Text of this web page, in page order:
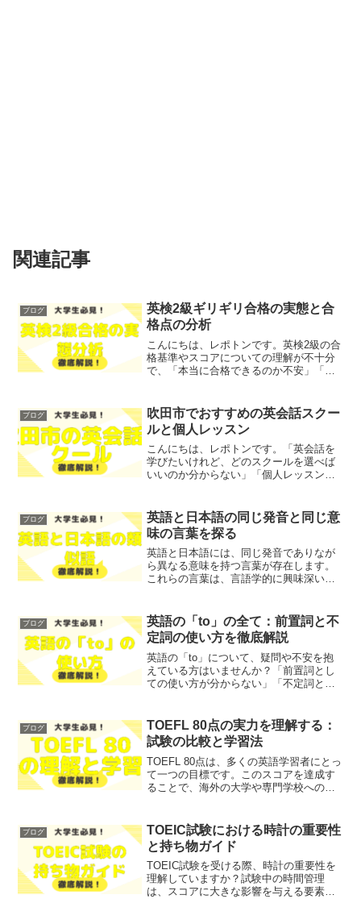
関連記事
ブログ
英検2級ギリギリ合格の実態と合
格点の分析
こんにちは、レポトンです。英検2級の合
格基準やスコアについての理解が不十分
で、「本当に合格できるのか不安」「ど
で今回は、英検2級ギリギリ合格の実態と
合格点の分析を、わか...
ブログ
吹田市でおすすめの英会話スクー
ルと個人レッスン
こんにちは、レポトンです。「英会話を
学びたいけれど、どのスクールを選べば
いいのか分からない」「個人レッスンの
すすめの英会話スクールと個人レッスン
の情報を、わかりやすく解...
ブログ
英語と日本語の同じ発音と同じ意
味の言葉を探る
英語と日本語には、同じ発音でありなが
ら異なる意味を持つ言葉が存在します。
これらの言葉は、言語学的に興味深いだ
ば、日常会話の中で、同じ音を持つ言葉
が異なる意味を持つ場合、誤...
ブログ
英語の「to」の全て：前置詞と不
定詞の使い方を徹底解説
英語の「to」について、疑問や不安を抱
えている方はいませんか？「前置詞とし
ての使い方が分からない」「不定詞との
な意味や使い方を徹底解説します！レポ
トンこの記事は次のよ...
ブログ
TOEFL 80点の実力を理解する：
試験の比較と学習法
TOEFL 80点は、多くの英語学習者にとっ
て一つの目標です。このスコアを達成す
ることで、海外の大学や専門学校への入
アが80点というのは、どのようなレベル
を示してい...
ブログ
TOEIC試験における時計の重要性
と持ち物ガイド
TOEIC試験を受ける際、時計の重要性を
理解していますか？試験中の時間管理
は、スコアに大きな影響を与える要素の